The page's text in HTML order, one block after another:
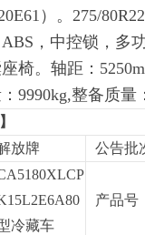
）。275/
，中控锁，多
椅。轴距：
9990kg,整备质量
放牌 公告批
冷藏车
产品号